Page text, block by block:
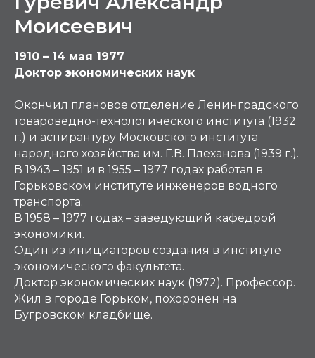
Моисеевич
1910 – 14 мая 1977
Доктор экономических наук
Окончил плановое отделение Ленинградского
товароведно-технологического института (1932
г.) и аспирантуру Московского института
народного хозяйства им. Г.В. Плеханова (1939 г.).
В 1943 – 1951 и в 1955 – 1977 годах работал в
Горьковском институте инженеров водного
транспорта.
В 1958 – 1977 годах – заведующий кафедрой
экономики.
Один из инициаторов создания в институте
экономического факультета.
Доктор экономических наук (1972). Профессор.
Жил в городе Горьком, похоронен на
Бугровском кладбище.